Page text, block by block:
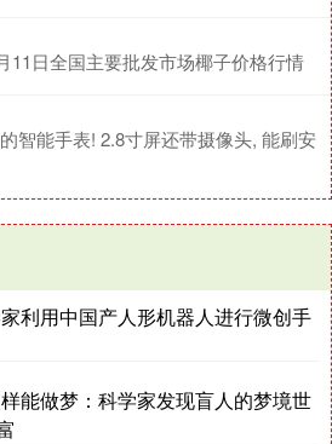
11日全国主要批发市场椰子价格行情
智能手表! 2.8寸屏还带摄像头, 能刷安
利用中国产人形机器人进行微创手
能做梦：科学家发现盲人的梦境世